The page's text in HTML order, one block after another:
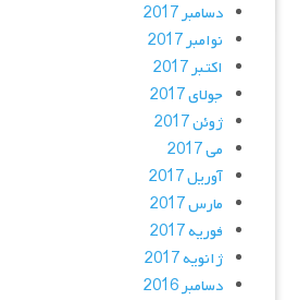
دسامبر 2017
نوامبر 2017
اکتبر 2017
جولای 2017
ژوئن 2017
می 2017
آوریل 2017
مارس 2017
فوریه 2017
ژانویه 2017
دسامبر 2016